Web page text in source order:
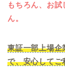
もちろん、お
ん。
東証一部上場企
で、安心してご